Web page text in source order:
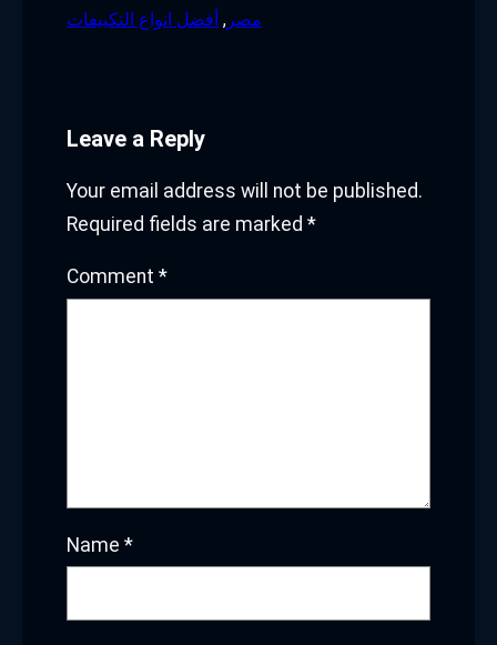
مصر , أفضل انواع التكييفات
Leave a Reply
Your email address will not be published.
Required fields are marked *
Comment *
Name *